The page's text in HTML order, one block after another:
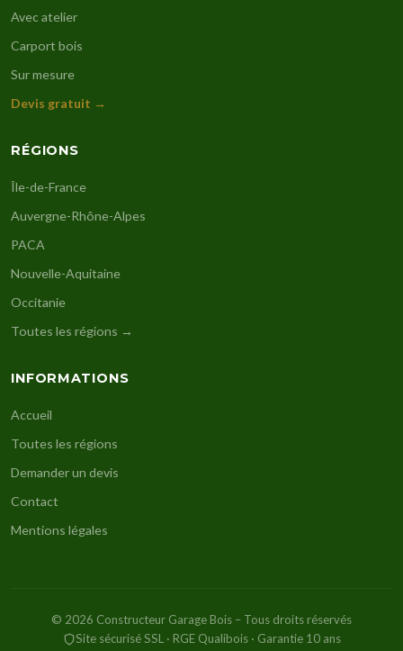
Avec atelier
Carport bois
Sur mesure
Devis gratuit →
RÉGIONS
Île-de-France
Auvergne-Rhône-Alpes
PACA
Nouvelle-Aquitaine
Occitanie
Toutes les régions →
INFORMATIONS
Accueil
Toutes les régions
Demander un devis
Contact
Mentions légales
© 2026 Constructeur Garage Bois – Tous droits réservés
Site sécurisé SSL · RGE Qualibois · Garantie 10 ans